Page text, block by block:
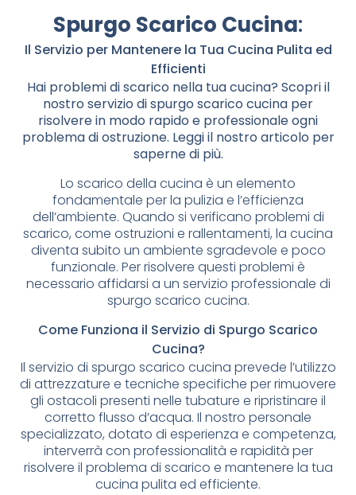
Spurgo Scarico Cucina:
Il Servizio per Mantenere la Tua Cucina Pulita ed
Efficienti
Hai problemi di scarico nella tua cucina? Scopri il
nostro servizio di spurgo scarico cucina per
risolvere in modo rapido e professionale ogni
problema di ostruzione. Leggi il nostro articolo per
saperne di più.
Lo scarico della cucina è un elemento
fondamentale per la pulizia e l’efficienza
dell’ambiente. Quando si verificano problemi di
scarico, come ostruzioni e rallentamenti, la cucina
diventa subito un ambiente sgradevole e poco
funzionale. Per risolvere questi problemi è
necessario affidarsi a un servizio professionale di
spurgo scarico cucina.
Come Funziona il Servizio di Spurgo Scarico
Cucina?
Il servizio di spurgo scarico cucina prevede l’utilizzo
di attrezzature e tecniche specifiche per rimuovere
gli ostacoli presenti nelle tubature e ripristinare il
corretto flusso d’acqua. Il nostro personale
specializzato, dotato di esperienza e competenza,
interverrà con professionalità e rapidità per
risolvere il problema di scarico e mantenere la tua
cucina pulita ed efficiente.